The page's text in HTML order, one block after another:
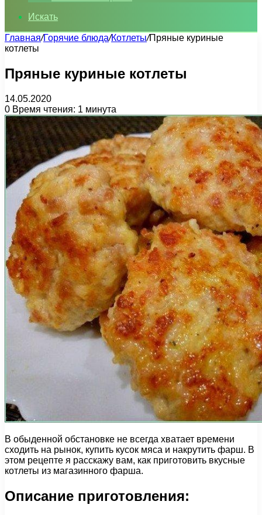
Искать
Главная/Горячие блюда/Котлеты/Пряные куриные
котлеты
Пряные куриные котлеты
14.05.2020
0 Время чтения: 1 минута
В обыденной обстановке не всегда хватает времени
сходить на рынок, купить кусок мяса и накрутить фарш. В
этом рецепте я расскажу вам, как приготовить вкусные
котлеты из магазинного фарша.
Описание приготовления: